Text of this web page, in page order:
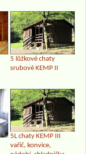
5 lůžkové chaty
srubové KEMP II
5L chaty KEMP III
vařič, konvice,